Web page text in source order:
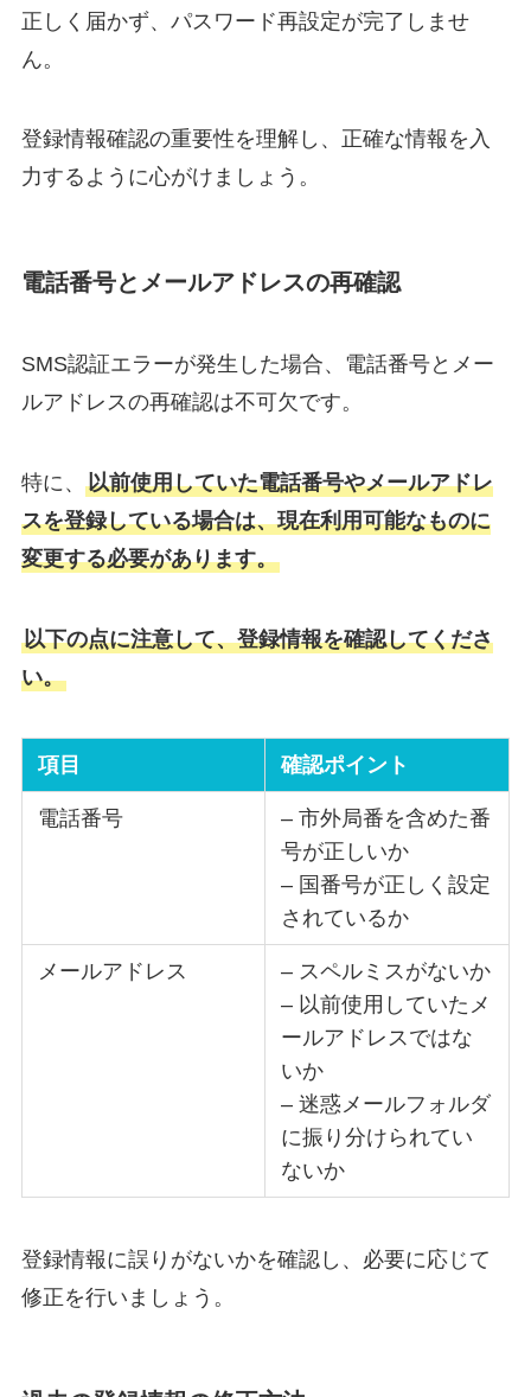
正しく届かず、パスワード再設定が完了しませ
ん。
登録情報確認の重要性を理解し、正確な情報を入
力するように心がけましょう。
電話番号とメールアドレスの再確認
SMS認証エラーが発生した場合、電話番号とメー
ルアドレスの再確認は不可欠です。
特に、 以前使用していた電話番号やメールアドレ
スを登録している場合は、現在利用可能なものに
変更する必要があります。
以下の点に注意して、登録情報を確認してくださ
い。
項目 確認ポイント
電話番号
– 市外局番を含めた番
号が正しいか
– 国番号が正しく設定
されているか
メールアドレス
– スペルミスがないか
– 以前使用していたメ
ールアドレスではな
いか
– 迷惑メールフォルダ
に振り分けられてい
ないか
登録情報に誤りがないかを確認し、必要に応じて
修正を行いましょう。